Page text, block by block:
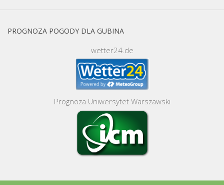
PROGNOZA POGODY DLA GUBINA
wetter24.de
Prognoza Uniwersytet Warszawski